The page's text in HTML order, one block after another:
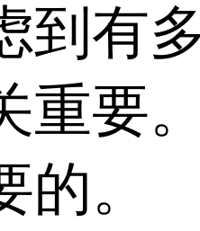
有多
重要
。